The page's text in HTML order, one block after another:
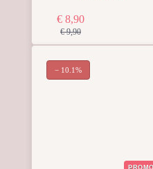
€ 8,90
€ 9,90
PROMO
− 10.1%